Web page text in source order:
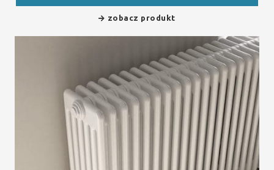
zobacz produkt